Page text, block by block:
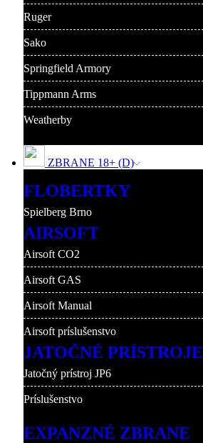
Ruger
Sako
Springfield Armory
Tippmann Arms
Weatherby
ZBRANE 18+ (D)
FLOBERTKY
Spielberg Brno
AIRSOFT
Airsoft CO2
Airsoft GAS
Airsoft Manual
Airsoft príslušenstvo
JATOČNÉ PRÍSTROJE
Jatočný prístroj JP6
Príslušenstvo
EXPANZNÉ ZBRANE